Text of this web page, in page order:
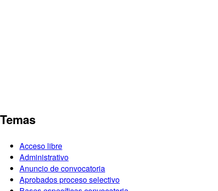
Temas
Acceso libre
Administrativo
Anuncio de convocatoria
Aprobados proceso selectivo